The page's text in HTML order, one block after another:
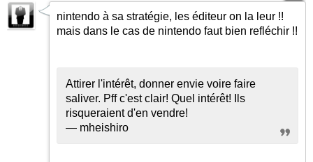
nintendo à sa stratégie, les éditeur on la leur !!
mais dans le cas de nintendo faut bien refléchir !!
Attirer l'intérêt, donner envie voire faire
saliver. Pff c'est clair! Quel intérêt! Ils
risqueraient d'en vendre!
— mheishiro